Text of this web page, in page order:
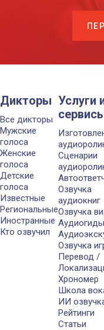
Дикторы
Все дикторы
Мужские
голоса
Женские
голоса
Детские
голоса
Известные
Региональные
Иностранные
Кто озвучил
Услуги
Сценарии
Озвучка
аудиокниг
Озвучка
Озвучка
Перевод /
Хрономер
Школа
ИИ
Рейтинги
Статьи